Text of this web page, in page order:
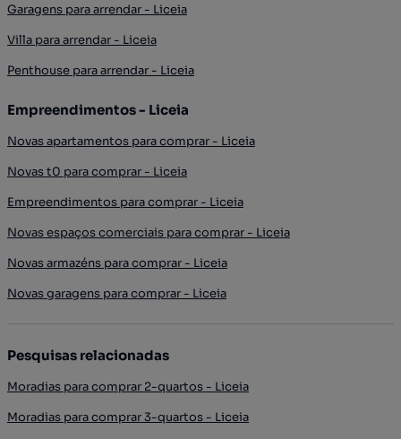
Garagens para arrendar - Liceia
Villa para arrendar - Liceia
Penthouse para arrendar - Liceia
Empreendimentos - Liceia
Novas apartamentos para comprar - Liceia
Novas t0 para comprar - Liceia
Empreendimentos para comprar - Liceia
Novas espaços comerciais para comprar - Liceia
Novas armazéns para comprar - Liceia
Novas garagens para comprar - Liceia
Pesquisas relacionadas
Moradias para comprar 2-quartos - Liceia
Moradias para comprar 3-quartos - Liceia